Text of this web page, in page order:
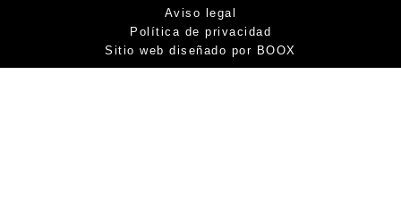
Aviso legal
Política de privacidad
Sitio web diseñado por BOOX